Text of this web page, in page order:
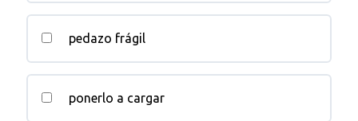
pedazo frágil
ponerlo a cargar